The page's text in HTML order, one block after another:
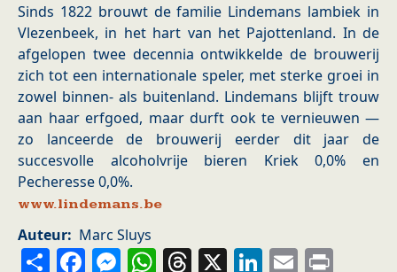
Sinds 1822 brouwt de familie Lindemans lambiek in
Vlezenbeek, in het hart van het Pajottenland. In de
afgelopen twee decennia ontwikkelde de brouwerij
zich tot een internationale speler, met sterke groei in
zowel binnen- als buitenland. Lindemans blijft trouw
aan haar erfgoed, maar durft ook te vernieuwen —
zo lanceerde de brouwerij eerder dit jaar de
succesvolle alcoholvrije bieren Kriek 0,0% en
Pecheresse 0,0%.
www.lindemans.be
Auteur Marc Sluys
ShareFacebook
Messenger
WhatsApp
Threads
X LinkedIn
Email